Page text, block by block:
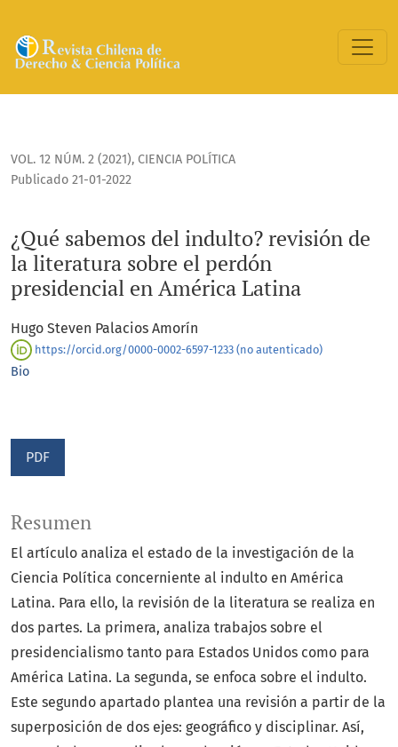
VOL. 12 NÚM. 2 (2021), CIENCIA POLÍTICA
¿Qué sabemos del indulto? revisión de
la literatura sobre el perdón
presidencial en América Latina
Publicado 21-01-2022
Hugo Steven Palacios Amorín
https://orcid.org/0000-0002-6597-1233 (no autenticado)
Bio
PDF
Resumen
El artículo analiza el estado de la investigación de la
Ciencia Política concerniente al indulto en América
Latina. Para ello, la revisión de la literatura se realiza en
dos partes. La primera, analiza trabajos sobre el
presidencialismo tanto para Estados Unidos como para
América Latina. La segunda, se enfoca sobre el indulto.
Este segundo apartado plantea una revisión a partir de la
superposición de dos ejes: geográfico y disciplinar. Así,